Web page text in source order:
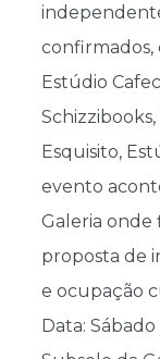
confirmados,
Estúdio
Esquisito,
evento
Galeria onde
proposta de
e ocupação
Data: